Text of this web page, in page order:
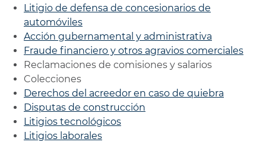
Litigio de defensa de concesionarios de
automóviles
Acción gubernamental y administrativa
Fraude financiero y otros agravios comerciales
Reclamaciones de comisiones y salarios
Colecciones
Derechos del acreedor en caso de quiebra
Disputas de construcción
Litigios tecnológicos
Litigios laborales